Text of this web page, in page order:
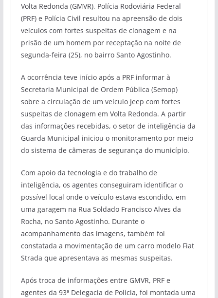
Volta Redonda (GMVR), Polícia Rodoviária Federal
(PRF) e Polícia Civil resultou na apreensão de dois
veículos com fortes suspeitas de clonagem e na
prisão de um homem por receptação na noite de
segunda-feira (25), no bairro Santo Agostinho.
A ocorrência teve início após a PRF informar à
Secretaria Municipal de Ordem Pública (Semop)
sobre a circulação de um veículo Jeep com fortes
suspeitas de clonagem em Volta Redonda. A partir
das informações recebidas, o setor de inteligência da
Guarda Municipal iniciou o monitoramento por meio
do sistema de câmeras de segurança do município.
Com apoio da tecnologia e do trabalho de
inteligência, os agentes conseguiram identificar o
possível local onde o veículo estava escondido, em
uma garagem na Rua Soldado Francisco Alves da
Rocha, no Santo Agostinho. Durante o
acompanhamento das imagens, também foi
constatada a movimentação de um carro modelo Fiat
Strada que apresentava as mesmas suspeitas.
Após troca de informações entre GMVR, PRF e
agentes da 93ª Delegacia de Polícia, foi montada uma